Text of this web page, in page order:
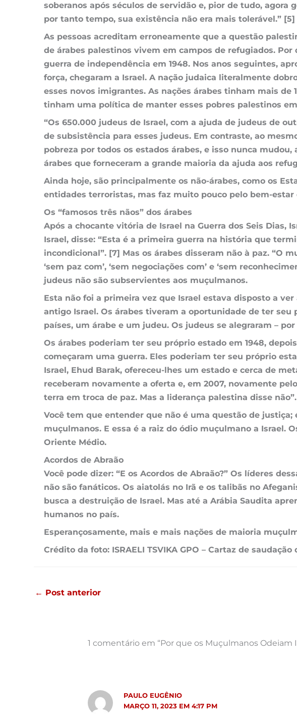
soberanos após séculos de servidão e, pior de tudo,
por tanto tempo, sua existência não era mais tolerável.” [5]
As pessoas acreditam erroneamente que a questão
de árabes palestinos vivem em campos de refugiados.
guerra de independência em 1948. Nos anos seguintes,
força, chegaram a Israel. A nação judaica literalmente
esses novos imigrantes. As nações árabes tinham mais
tinham uma política de manter esses pobres palestinos
“Os 650.000 judeus de Israel, com a ajuda de judeus de
de subsistência para esses judeus. Em contraste, ao
pobreza por todos os estados árabes, e isso nunca
árabes que forneceram a grande maioria da ajuda aos
Ainda hoje, são principalmente os não-árabes, como os
entidades terroristas, mas faz muito pouco pelo bem-
Os “famosos três nãos” dos árabes
Após a chocante vitória de Israel na Guerra dos Seis Dias,
Israel, disse: “Esta é a primeira guerra na história que
incondicional”. [7] Mas os árabes disseram não à paz. “O
‘sem paz com’, ‘sem negociações com’ e ‘sem
judeus não são subservientes aos muçulmanos.
Esta não foi a primeira vez que Israel estava disposto a
antigo Israel. Os árabes tiveram a oportunidade de ter seu
países, um árabe e um judeu. Os judeus se alegraram –
Os árabes poderiam ter seu próprio estado em 1948,
começaram uma guerra. Eles poderiam ter seu próprio
Israel, Ehud Barak, ofereceu-lhes um estado e cerca de
receberam novamente a oferta e, em 2007, novamente
terra em troca de paz. Mas a liderança palestina disse
Você tem que entender que não é uma questão de
muçulmanos. E essa é a raiz do ódio muçulmano a Israel.
Oriente Médio.
Acordos de Abraão
Você pode dizer: “E os Acordos de Abraão?” Os líderes
não são fanáticos. Os aiatolás no Irã e os talibãs no
busca a destruição de Israel. Mas até a Arábia Saudita
humanos no país.
Esperançosamente, mais e mais nações de maioria
Crédito da foto: ISRAELI TSVIKA GPO – Cartaz de
← Post anterior
1 comentário em “Por que os Muçulmanos Odeiam
PAULO EUGÊNIO
MARÇO 11, 2023 EM 4:17 PM